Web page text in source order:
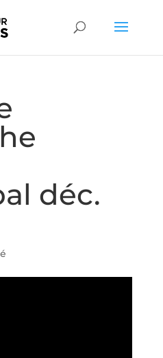
déc.